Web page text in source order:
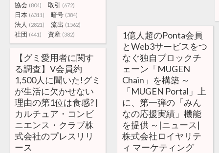
協会 (804) 取引 (672)
日本 (6311) 暗号 (384)
法人 (2821) 流出 (1562)
社団 (441) 資産 (382)
1億人超のPonta会員
とWeb3サービスをつ
なぐ独自ブロックチ
ェーン「MUGEN
Chain」を構築 ～
「MUGEN Portal」上
に、第一弾の「みん
なの応援実績」機能
を提供 ～|ニュース|
株式会社ロイヤリテ
ィ マーケティング
【グミ愛用者に関す
る調査】V会員約
1,500人に聞いた!グミ
が生活に欠かせない
理由の第1位は食感? |
カルチュア・コンビ
ニエンス・クラブ株
式会社のプレスリリ
ース